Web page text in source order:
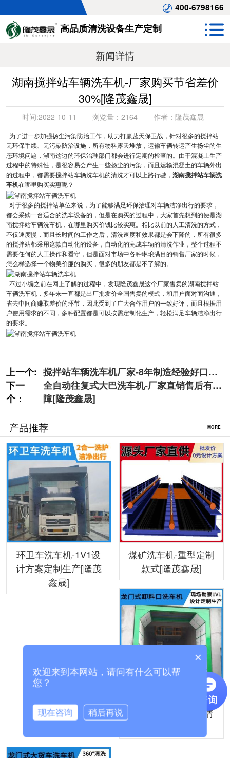
400-6798166
高品质清洗设备生产定制
新闻详情
湖南搅拌站车辆洗车机-厂家购买节省差价
30%[隆茂鑫晟]
时间:2022-10-11 浏览量： 2164 作者： 隆茂鑫晟
为了进一步加强扬尘污染防治工作，助力打赢蓝天保卫战，针对很多的搅拌站
无环保手续、无污染防治设施，所有物料露天堆放，运输车辆转运产生扬尘的生
态环境问题，湖南这边的环保治理部门都会进行定期的检查的。由于混凝土生产
过程中的特殊性，是很容易会产生一些扬尘的污染，而且运输混凝土的车辆外出
的过程中，都需要搅拌站车辆洗车机的清洗才可以上路行驶， 湖南搅拌站车辆洗
车机在哪里购买实惠呢？
对于很多的搅拌站单位来说，为了能够满足环保治理对车辆洁净出行的要求，
都会采购一台适合的洗车设备的，但是在购买的过程中，大家首先想到的便是湖
南搅拌站车辆洗车机，在哪里购买价钱比较实惠。相比以前的人工清洗的方式，
不仅速度慢，而且长时间的工作之后，清洗速度和效果都是会下降的，所有很多
的搅拌站都采用这款自动化的设备，自动化的完成车辆的清洗作业，整个过程不
需要任何的人工操作和看守，但是面对市场中各种琳琅满目的销售厂家的时候，
怎么样选择一个物美价廉的购买，很多的朋友都是不了解的。
不过小编之前在网上了解的过程中，发现隆茂鑫晟这个厂家售卖的湖南搅拌站
车辆洗车机，多年来一直都是出厂批发价全国售卖的模式，和用户面对面沟通，
省去中间商赚取差价的环节，因此受到了广大合作用户的一致好评，而且根据用
户使用需求的不同，多种配置都是可以按需定制化生产，轻松满足车辆洁净出行
的要求。
上一个: 搅拌站车辆洗车机厂家-8年制造经验好口碑
[隆茂鑫晟]
下一
个：
全自动往复式大巴洗车机-厂家直销售后有保
障[隆茂鑫晟]
产品推荐 MORE
环卫车洗车机-1V1设
计方案定制生产[隆茂
鑫晟]
煤矿洗车机-重型定制
款式[隆茂鑫晟]
龙门式卸料口洗车机-
摇摆喷水嘴无盲角清
×
欢迎来到本网站，请问有什么可以帮
您？
现在咨询 稍后再说